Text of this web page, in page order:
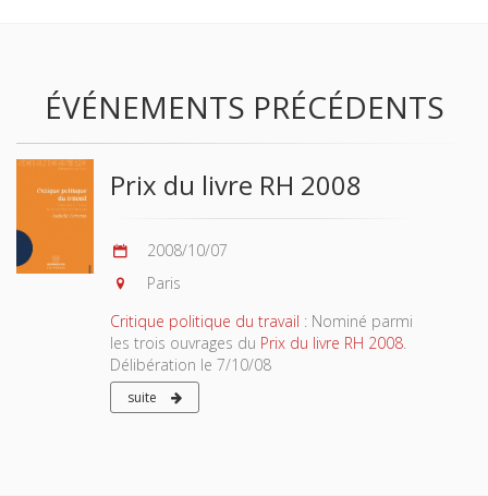
ÉVÉNEMENTS PRÉCÉDENTS
Prix du livre RH 2008
2008/10/07
Paris
Critique politique du travail : Nominé parmi
les trois ouvrages du Prix du livre RH 2008.
Délibération le 7/10/08
suite